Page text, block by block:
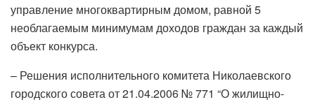
управление многоквартирным домом, равной 5
необлагаемым минимумам доходов граждан за каждый
объект конкурса.
– Решения исполнительного комитета Николаевского
городского совета от 21.04.2006 № 771 “О жилищно-